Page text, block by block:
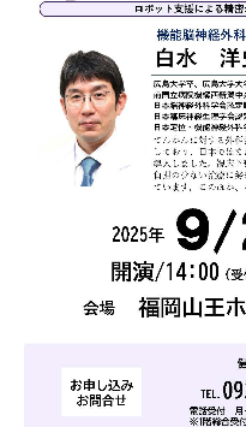
交通アクセス
プライバシーポリシー
お問い合わせ
TEL.